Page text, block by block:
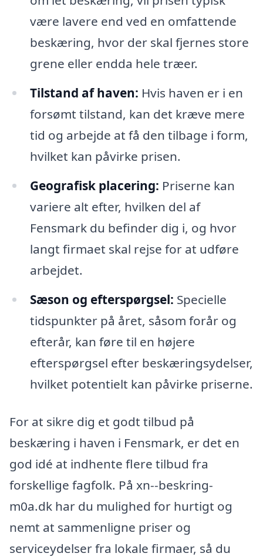
være lavere end ved en omfattende
beskæring, hvor der skal fjernes store
grene eller endda hele træer.
Tilstand af haven: Hvis haven er i en
forsømt tilstand, kan det kræve mere
tid og arbejde at få den tilbage i form,
hvilket kan påvirke prisen.
Geografisk placering: Priserne kan
variere alt efter, hvilken del af
Fensmark du befinder dig i, og hvor
langt firmaet skal rejse for at udføre
arbejdet.
Sæson og efterspørgsel: Specielle
tidspunkter på året, såsom forår og
efterår, kan føre til en højere
efterspørgsel efter beskæringsydelser,
hvilket potentielt kan påvirke priserne.
For at sikre dig et godt tilbud på
beskæring i haven i Fensmark, er det en
god idé at indhente flere tilbud fra
forskellige fagfolk. På xn--beskring-
m0a.dk har du mulighed for hurtigt og
nemt at sammenligne priser og
serviceydelser fra lokale firmaer, så du